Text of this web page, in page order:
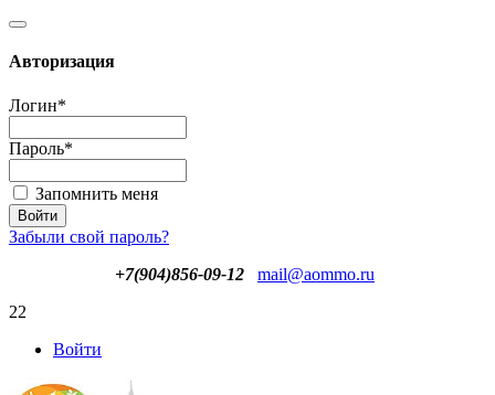
Авторизация
Логин*
Пароль*
Запомнить меня
Забыли свой пароль?
+7(904)856-09-12
mail@aommo.ru
22
Войти